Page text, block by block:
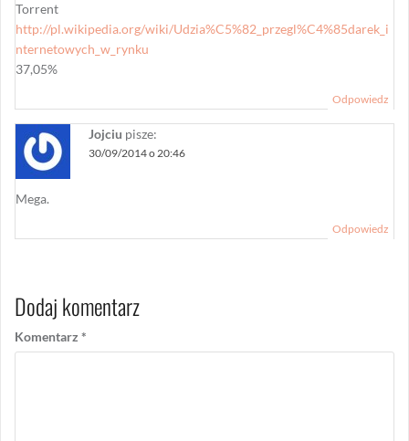
Torrent
http://pl.wikipedia.org/wiki/Udzia%C5%82_przegl%C4%85darek_i
nternetowych_w_rynku
37,05%
Odpowiedz
Jojciu pisze:
30/09/2014 o 20:46
Mega.
Odpowiedz
Dodaj komentarz
Komentarz *